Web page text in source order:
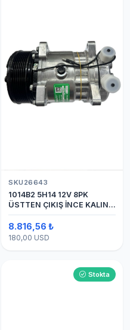
SKU26643
1014B2 5H14 12V 8PK
ÜSTTEN ÇIKIŞ İNCE KALIN
(SANDEN) KLİMA
KOMPESÖRÜ
8.816,56 ₺
180,00 USD
Stokta